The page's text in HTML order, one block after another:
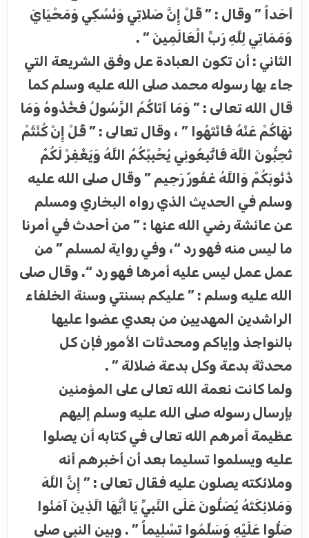
أَحَداً ” وقال : ” قُلْ إِنَّ صَلاتِي وَنُسُكِي وَمَحْيَايَ
وَمَمَاتِي لِلَّهِ رَبِّ الْعَالَمِينَ ” .
الثاني : أن تكون العبادة عل وفق الشريعة التي
جاء بها رسوله محمد صلى الله عليه وسلم كما
قال الله تعالى : ” وَمَا آتَاكُمُ الرَّسُولُ فَخُذُوهُ وَمَا
نَهَاكُمْ عَنْهُ فَانْتَهُوا ” ، وقال تعالى : ” قُلْ إِنْ كُنْتُمْ
تُحِبُّونَ اللَّهَ فَاتَّبِعُونِي يُحْبِبْكُمُ اللَّهُ وَيَغْفِرْ لَكُمْ
ذُنُوبَكُمْ وَاللَّهُ غَفُورٌ رَحِيم ” وقال صلى الله عليه
وسلم في الحديث الذي رواه البخاري ومسلم
عن عائشة رضي الله عنها : ” من أحدث في أمرنا
ما ليس منه فهو رد “، وفي رواية لمسلم ” من
عمل عمل ليس عليه أمرها فهو رد “. وقال صلى
الله عليه وسلم : ” عليكم بسنتي وسنة الخلفاء
الراشدين المهديين من بعدي عضوا عليها
بالنواجذ وإياكم ومحدثات الأمور فإن كل
محدثة بدعة وكل بدعة ضلالة ” .
ولما كانت نعمة الله تعالى على المؤمنين
بإرسال رسوله صلى الله عليه وسلم إليهم
عظيمة أمرهم الله تعالى في كتابه أن يصلوا
عليه ويسلموا تسليما بعد أن أخبرهم أنه
وملائكته يصلون عليه فقال تعالى : ” إِنَّ اللَّهَ
وَمَلائِكَتَهُ يُصَلُّونَ عَلَى النَّبِيِّ يَا أَيُّهَا الَّذِينَ آمَنُوا
صَلُّوا عَلَيْهِ وَسَلِّمُوا تَسْلِيماً ” . وبين النبي صلى